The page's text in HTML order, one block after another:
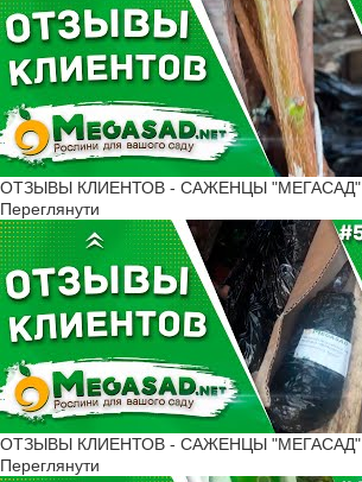
ОТЗЫВЫ КЛИЕНТОВ - САЖЕНЦЫ "МЕГАСАД" |
Переглянути
ОТЗЫВЫ КЛИЕНТОВ - САЖЕНЦЫ "МЕГАСАД" |
Переглянути